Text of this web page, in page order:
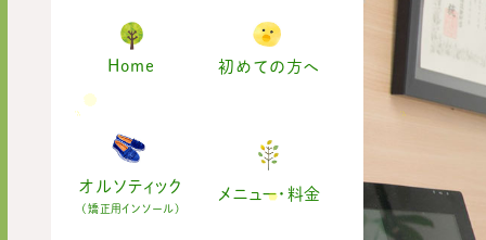
Home 初めての方へ
オルソティック
(矯正用インソール)
メニュー・料金